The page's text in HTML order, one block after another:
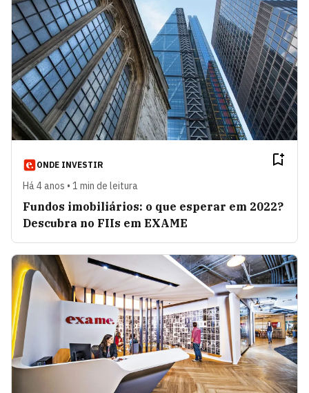
ONDE INVESTIR
Há 4 anos • 1 min de leitura
Fundos imobiliários: o que esperar em 2022?
Descubra no FIIs em EXAME